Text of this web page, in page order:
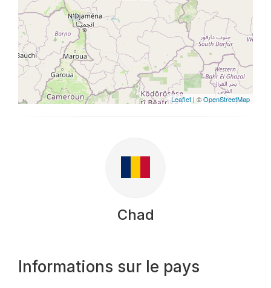
Leaflet | ©OpenStreetMap
Chad
Informations sur le pays